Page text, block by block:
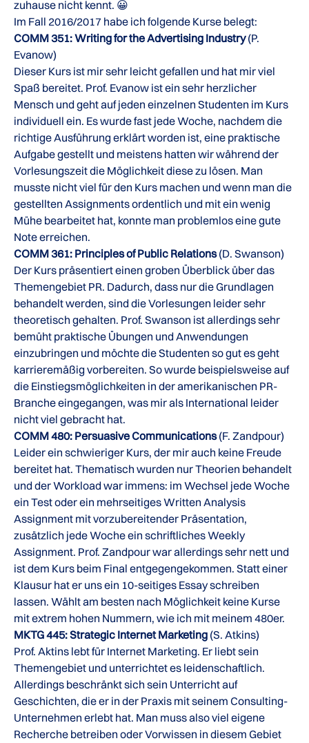
zuhause nicht kennt. 😀
Im Fall 2016/2017 habe ich folgende Kurse belegt:
COMM 351: Writing for the Advertising Industry(P.
Evanow)
Dieser Kurs ist mir sehr leicht gefallen und hat mir viel
Spaß bereitet. Prof. Evanow ist ein sehr herzlicher
Mensch und geht auf jeden einzelnen Studenten im Kurs
individuell ein. Es wurde fast jede Woche, nachdem die
richtige Ausführung erklärt worden ist, eine praktische
Aufgabe gestellt und meistens hatten wir während der
Vorlesungszeit die Möglichkeit diese zu lösen. Man
musste nicht viel für den Kurs machen und wenn man die
gestellten Assignments ordentlich und mit ein wenig
Mühe bearbeitet hat, konnte man problemlos eine gute
Note erreichen.
COMM 361: Principles of Public Relations(D. Swanson)
Der Kurs präsentiert einen groben Überblick über das
Themengebiet PR. Dadurch, dass nur die Grundlagen
behandelt werden, sind die Vorlesungen leider sehr
theoretisch gehalten. Prof. Swanson ist allerdings sehr
bemüht praktische Übungen und Anwendungen
einzubringen und möchte die Studenten so gut es geht
karrieremäßig vorbereiten. So wurde beispielsweise auf
die Einstiegsmöglichkeiten in der amerikanischen PR-
Branche eingegangen, was mir als International leider
nicht viel gebracht hat.
COMM 480: Persuasive Communications(F. Zandpour)
Leider ein schwieriger Kurs, der mir auch keine Freude
bereitet hat. Thematisch wurden nur Theorien behandelt
und der Workload war immens: im Wechsel jede Woche
ein Test oder ein mehrseitiges Written Analysis
Assignment mit vorzubereitender Präsentation,
zusätzlich jede Woche ein schriftliches Weekly
Assignment. Prof. Zandpour war allerdings sehr nett und
ist dem Kurs beim Final entgegengekommen. Statt einer
Klausur hat er uns ein 10-seitiges Essay schreiben
lassen. Wählt am besten nach Möglichkeit keine Kurse
mit extrem hohen Nummern, wie ich mit meinem 480er.
MKTG 445: Strategic Internet Marketing (S. Atkins)
Prof. Aktins lebt für Internet Marketing. Er liebt sein
Themengebiet und unterrichtet es leidenschaftlich.
Allerdings beschränkt sich sein Unterricht auf
Geschichten, die er in der Praxis mit seinem Consulting-
Unternehmen erlebt hat. Man muss also viel eigene
Recherche betreiben oder Vorwissen in diesem Gebiet